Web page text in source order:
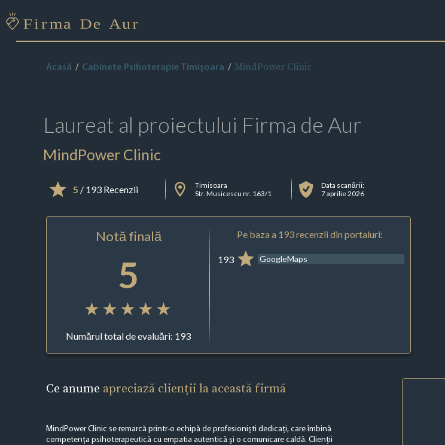
Acasă Cabinete Psihoterapie Timişoara MindPower Clinic
Laureat al proiectului Firma de Aur
MindPower Clinic
5 / 193 Recenzii
Timisoara
Str. Musicescu nr. 163/1
Data scanării:
7 aprilie 2026
Notă finală
5
Numărul total de evaluări: 193
Pe baza a 193 recenzii din portaluri:
193 GoogleMaps
Ce anume apreciază clienții la această firmă
MindPower Clinic se remarcă printr-o echipă de profesioniști dedicați, care îmbină
competența psihoterapeutică cu empatia autentică și o comunicare caldă. Clienții